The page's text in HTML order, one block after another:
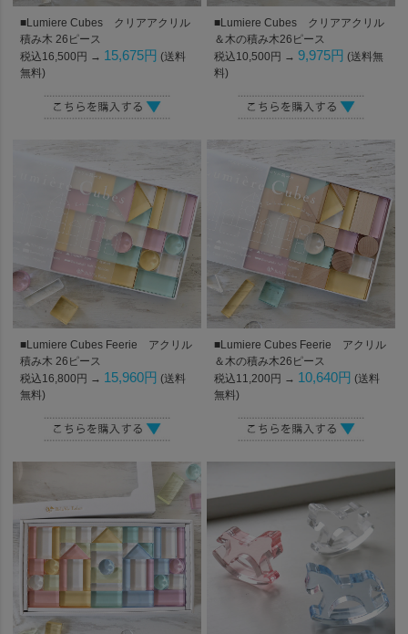
■Lumiere Cubes クリアアクリル
積み木 26ピース
税込16,500円 → 15,675円 (送料
無料)
■Lumiere Cubes クリアアクリル
＆木の積み木26ピース
税込10,500円 → 9,975円 (送料無
料)
■Lumiere Cubes Feerie アクリル
積み木 26ピース
税込16,800円 → 15,960円 (送料
無料)
■Lumiere Cubes Feerie アクリル
＆木の積み木26ピース
税込11,200円 → 10,640円 (送料
無料)